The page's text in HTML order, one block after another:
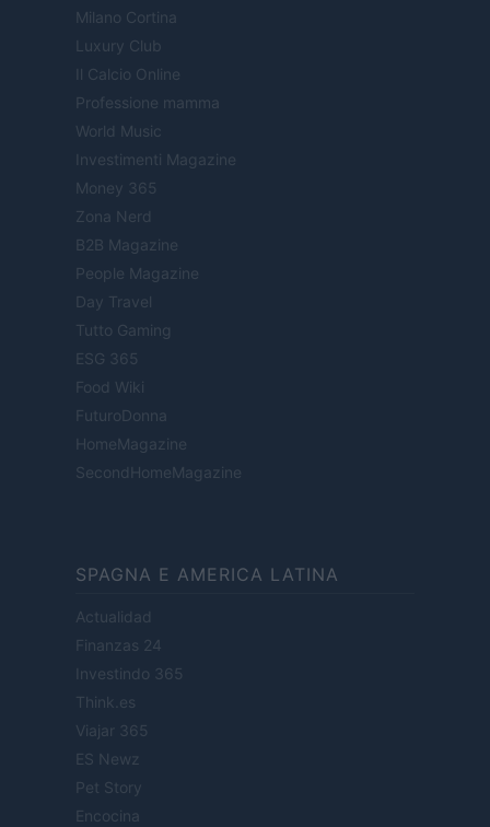
Milano Cortina
Luxury Club
Il Calcio Online
Professione mamma
World Music
Investimenti Magazine
Money 365
Zona Nerd
B2B Magazine
People Magazine
Day Travel
Tutto Gaming
ESG 365
Food Wiki
FuturoDonna
HomeMagazine
SecondHomeMagazine
SPAGNA E AMERICA LATINA
Actualidad
Finanzas 24
Investindo 365
Think.es
Viajar 365
ES Newz
Pet Story
Encocina